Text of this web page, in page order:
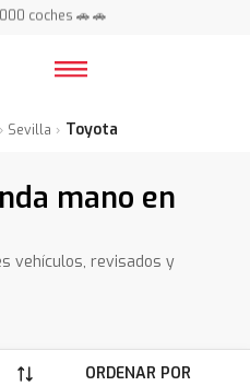
España ⭐
España ⭐
Sevilla Toyota
mano en
vehículos, revisados y
ORDENAR POR